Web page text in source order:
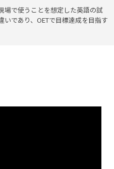
場で使うことを想定した英語の試
であり、OETで目標達成を目指す